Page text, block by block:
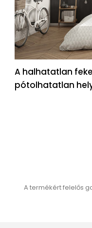
A halhatatlan
pótolhatatlan
A termékért felelős